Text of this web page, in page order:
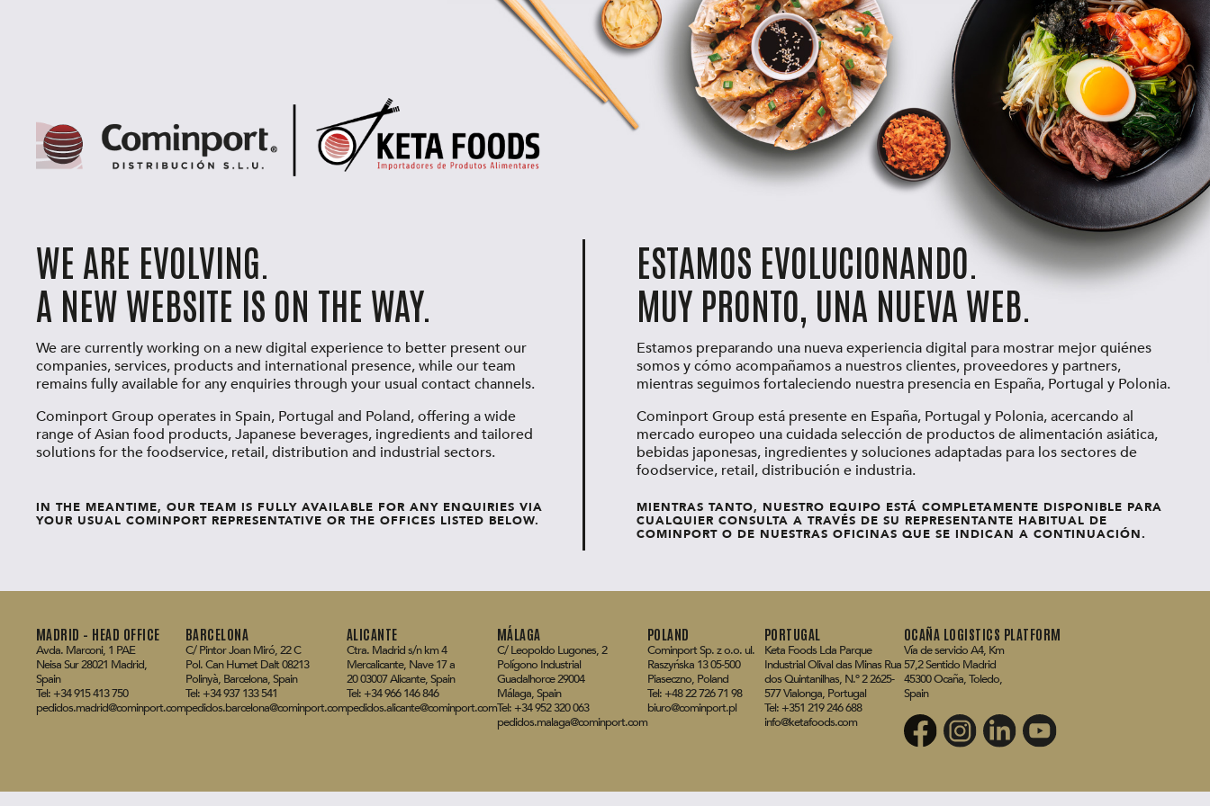
WE ARE EVOLVING.
A NEW WEBSITE IS ON THE WAY.
We are currently working on a new digital experience to better present our
companies, services, products and international presence, while our team
remains fully available for any enquiries through your usual contact channels.
Cominport Group operates in Spain, Portugal and Poland, offering a wide
range of Asian food products, Japanese beverages, ingredients and tailored
solutions for the foodservice, retail, distribution and industrial sectors.
IN THE MEANTIME, OUR TEAM IS FULLY AVAILABLE FOR ANY ENQUIRIES VIA
YOUR USUAL COMINPORT REPRESENTATIVE OR THE OFFICES LISTED BELOW.
ESTAMOS EVOLUCIONANDO.
MUY PRONTO, UNA NUEVA WEB.
Estamos preparando una nueva experiencia digital para mostrar mejor quiénes
somos y cómo acompañamos a nuestros clientes, proveedores y partners,
mientras seguimos fortaleciendo nuestra presencia en España, Portugal y Polonia.
Cominport Group está presente en España, Portugal y Polonia, acercando al
mercado europeo una cuidada selección de productos de alimentación asiática,
bebidas japonesas, ingredientes y soluciones adaptadas para los sectores de
foodservice, retail, distribución e industria.
MIENTRAS TANTO, NUESTRO EQUIPO ESTÁ COMPLETAMENTE DISPONIBLE PARA
CUALQUIER CONSULTA A TRAVÉS DE SU REPRESENTANTE HABITUAL DE
COMINPORT O DE NUESTRAS OFICINAS QUE SE INDICAN A CONTINUACIÓN.
MADRID – HEAD OFFICE
Avda. Marconi, 1 PAE
Neisa Sur 28021 Madrid,
Spain
Tel: +34 915 413 750
pedidos.madrid@cominport.com
BARCELONA
C/ Pintor Joan Miró, 22 C
Pol. Can Humet Dalt 08213
Polinyà, Barcelona, Spain
Tel: +34 937 133 541
pedidos.barcelona@cominport.com
ALICANTE
Ctra. Madrid s/n km 4
Mercalicante, Nave 17 a
20 03007 Alicante, Spain
Tel: +34 966 146 846
pedidos.alicante@cominport.com
MÁLAGA
C/ Leopoldo Lugones, 2
Polígono Industrial
Guadalhorce 29004
Málaga, Spain
Tel: +34 952 320 063
pedidos.malaga@cominport.com
POLAND
Cominport Sp. z o.o. ul.
Raszyńska 13 05-500
Piaseczno, Poland
Tel: +48 22 726 71 98
biuro@cominport.pl
PORTUGAL
Keta Foods Lda Parque
Industrial Olival das Minas Rua
dos Quintanilhas, N.º 2 2625-
577 Vialonga, Portugal
Tel: +351 219 246 688
info@ketafoods.com
OCAÑA LOGISTICS PLATFORM
Vía de servicio A4, Km
57,2 Sentido Madrid
45300 Ocaña, Toledo,
Spain